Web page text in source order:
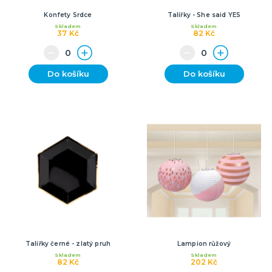
Konfety Srdce
37 Kč
Skladem
Do košíku
Talířky - She said YES
82 Kč
Skladem
Do košíku
Talířky černé - zlatý pruh
82 Kč
Skladem
Lampion růžový
202 Kč
Skladem